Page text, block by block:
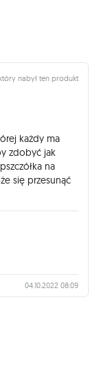
nabył ten produkt
każdy ma
zdobyć jak
na
się przesunąć
04.10.2022 08:09